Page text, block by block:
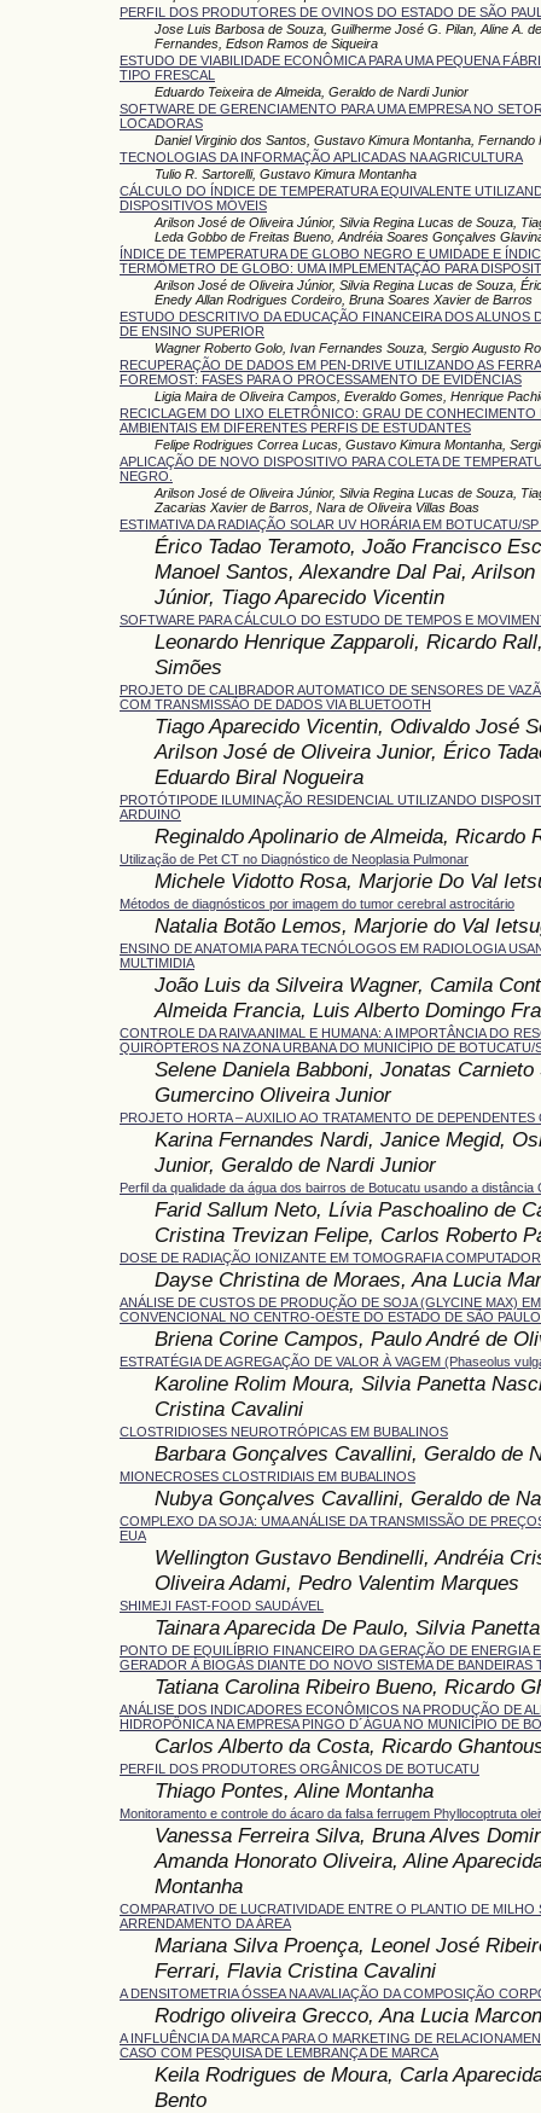
PERFIL DOS PRODUTORES DE OVINOS DO ESTADO DE SÃO
Jose Luis Barbosa de Souza, Guilherme José G. Pilan, Aline A.
Fernandes, Edson Ramos de Siqueira
ESTUDO DE VIABILIDADE ECONÔMICA PARA UMA PEQUENA
TIPO FRESCAL
Eduardo Teixeira de Almeida, Geraldo de Nardi Junior
SOFTWARE DE GERENCIAMENTO PARA UMA EMPRESA NO
LOCADORAS
Daniel Virginio dos Santos, Gustavo Kimura Montanha, Fernando
TECNOLOGIAS DA INFORMAÇÃO APLICADAS NA AGRICULTURA
Tulio R. Sartorelli, Gustavo Kimura Montanha
CÁLCULO DO ÍNDICE DE TEMPERATURA EQUIVALENTE
DISPOSITIVOS MÓVEIS
Arilson José de Oliveira Júnior, Silvia Regina Lucas de Souza,
Leda Gobbo de Freitas Bueno, Andréia Soares Gonçalves
ÍNDICE DE TEMPERATURA DE GLOBO NEGRO E UMIDADE E
TERMÔMETRO DE GLOBO: UMA IMPLEMENTAÇÃO PARA
Arilson José de Oliveira Júnior, Silvia Regina Lucas de Souza,
Enedy Allan Rodrigues Cordeiro, Bruna Soares Xavier de Barros
ESTUDO DESCRITIVO DA EDUCAÇÃO FINANCEIRA DOS ALUNOS
DE ENSINO SUPERIOR
Wagner Roberto Golo, Ivan Fernandes Souza, Sergio Augusto
RECUPERAÇÃO DE DADOS EM PEN-DRIVE UTILIZANDO AS
FOREMOST: FASES PARA O PROCESSAMENTO DE EVIDÊNCIAS
Ligia Maira de Oliveira Campos, Everaldo Gomes, Henrique
RECICLAGEM DO LIXO ELETRÔNICO: GRAU DE CONHECIMENTO
AMBIENTAIS EM DIFERENTES PERFIS DE ESTUDANTES
Felipe Rodrigues Correa Lucas, Gustavo Kimura Montanha,
APLICAÇÃO DE NOVO DISPOSITIVO PARA COLETA DE
NEGRO.
Arilson José de Oliveira Júnior, Silvia Regina Lucas de Souza,
Zacarias Xavier de Barros, Nara de Oliveira Villas Boas
ESTIMATIVA DA RADIAÇÃO SOLAR UV HORÁRIA EM BOTUCATU/
Érico Tadao Teramoto, João Francisco
Manoel Santos, Alexandre Dal Pai,
Júnior, Tiago Aparecido Vicentin
SOFTWARE PARA CÁLCULO DO ESTUDO DE TEMPOS E
Leonardo Henrique Zapparoli, Ricardo
Simões
PROJETO DE CALIBRADOR AUTOMATICO DE SENSORES DE
COM TRANSMISSÃO DE DADOS VIA BLUETOOTH
Tiago Aparecido Vicentin, Odivaldo José
Arilson José de Oliveira Junior, Érico
Eduardo Biral Nogueira
PROTÓTIPODE ILUMINAÇÃO RESIDENCIAL UTILIZANDO
ARDUINO
Reginaldo Apolinario de Almeida, Ricardo
Utilização de Pet CT no Diagnóstico de Neoplasia Pulmonar
Michele Vidotto Rosa, Marjorie Do Val
Métodos de diagnósticos por imagem do tumor cerebral astrocitário
Natalia Botão Lemos, Marjorie do Val
ENSINO DE ANATOMIA PARA TECNÓLOGOS EM RADIOLOGIA
MULTIMIDIA
João Luis da Silveira Wagner, Camila
Almeida Francia, Luis Alberto Domingo
CONTROLE DA RAIVA ANIMAL E HUMANA: A IMPORTÂNCIA DO
QUIRÓPTEROS NA ZONA URBANA DO MUNICÍPIO DE BOTUCATU/
Selene Daniela Babboni, Jonatas
Gumercino Oliveira Junior
PROJETO HORTA – AUXILIO AO TRATAMENTO DE DEPENDENTES
Karina Fernandes Nardi, Janice Megid,
Junior, Geraldo de Nardi Junior
Perfil da qualidade da água dos bairros de Botucatu usando a distância
Farid Sallum Neto, Lívia Paschoalino de
Cristina Trevizan Felipe, Carlos Roberto
DOSE DE RADIAÇÃO IONIZANTE EM TOMOGRAFIA
Dayse Christina de Moraes, Ana Lucia
ANÁLISE DE CUSTOS DE PRODUÇÃO DE SOJA (GLYCINE MAX)
CONVENCIONAL NO CENTRO-OESTE DO ESTADO DE SÃO PAULO
Briena Corine Campos, Paulo André de
ESTRATÉGIA DE AGREGAÇÃO DE VALOR À VAGEM (Phaseolus
Karoline Rolim Moura, Silvia Panetta
Cristina Cavalini
CLOSTRIDIOSES NEUROTRÓPICAS EM BUBALINOS
Barbara Gonçalves Cavallini, Geraldo de
MIONECROSES CLOSTRIDIAIS EM BUBALINOS
Nubya Gonçalves Cavallini, Geraldo de
COMPLEXO DA SOJA: UMA ANÁLISE DA TRANSMISSÃO DE
EUA
Wellington Gustavo Bendinelli, Andréia
Oliveira Adami, Pedro Valentim Marques
SHIMEJI FAST-FOOD SAUDÁVEL
Tainara Aparecida De Paulo, Silvia
PONTO DE EQUILÍBRIO FINANCEIRO DA GERAÇÃO DE ENERGIA
GERADOR À BIOGÁS DIANTE DO NOVO SISTEMA DE BANDEIRAS
Tatiana Carolina Ribeiro Bueno, Ricardo
ANÁLISE DOS INDICADORES ECONÔMICOS NA PRODUÇÃO DE
HIDROPÔNICA NA EMPRESA PINGO D´ÁGUA NO MUNICÍPIO DE
Carlos Alberto da Costa, Ricardo
PERFIL DOS PRODUTORES ORGÂNICOS DE BOTUCATU
Thiago Pontes, Aline Montanha
Monitoramento e controle do ácaro da falsa ferrugem Phyllocoptruta
Vanessa Ferreira Silva, Bruna Alves
Amanda Honorato Oliveira, Aline
Montanha
COMPARATIVO DE LUCRATIVIDADE ENTRE O PLANTIO DE MILHO
ARRENDAMENTO DA ÁREA
Mariana Silva Proença, Leonel José
Ferrari, Flavia Cristina Cavalini
A DENSITOMETRIA ÓSSEA NA AVALIAÇÃO DA COMPOSIÇÃO
Rodrigo oliveira Grecco, Ana Lucia
A INFLUÊNCIA DA MARCA PARA O MARKETING DE
CASO COM PESQUISA DE LEMBRANÇA DE MARCA
Keila Rodrigues de Moura, Carla
Bento